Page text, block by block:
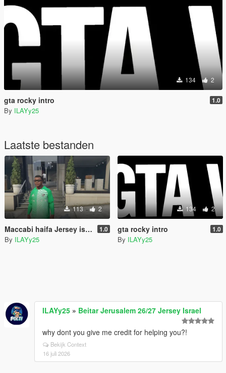
134 2
gta rocky intro 1.0
By ILAYy25
Laatste bestanden
113 2
Maccabi haifa Jersey israel 1.0
By ILAYy25
134 2
gta rocky intro 1.0
By ILAYy25
ILAYy25 » Beitar Jerusalem 26/27 Jersey Israel
why dont you give me credit for helping you?!
Bekijk Context
16 juli 2026